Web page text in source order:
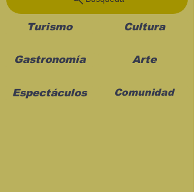
Turismo Cultura
Gastronomía Arte
Espectáculos Comunidad